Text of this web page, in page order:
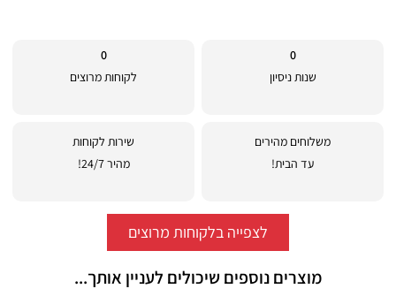
0
שנות ניסיון
0
לקוחות מרוצים
משלוחים מהירים
עד הבית!
שירות לקוחות
מהיר 24/7!
לצפייה בלקוחות מרוצים
מוצרים נוספים שיכולים לעניין אותך...